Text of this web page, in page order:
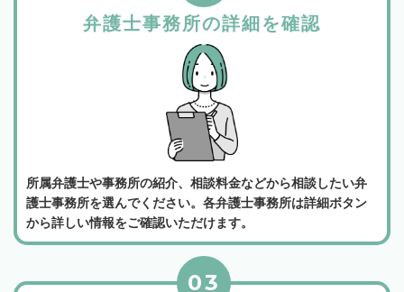
弁護士事務所の詳細を確認
所属弁護士や事務所の紹介、相談料金などから相談したい弁
護士事務所を選んでください。各弁護士事務所は詳細ボタン
から詳しい情報をご確認いただけます。
03